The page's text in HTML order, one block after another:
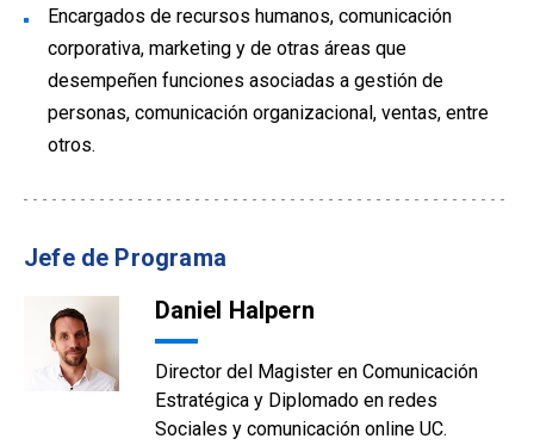
Encargados de recursos humanos, comunicación
corporativa, marketing y de otras áreas que
desempeñen funciones asociadas a gestión de
personas, comunicación organizacional, ventas, entre
otros.
Jefe de Programa
Daniel Halpern
Director del Magister en Comunicación
Estratégica y Diplomado en redes
Sociales y comunicación online UC.